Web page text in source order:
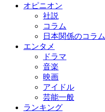
オピニオン
社説
コラム
日本関係のコラム
エンタメ
ドラマ
音楽
映画
アイドル
芸能一般
ランキング